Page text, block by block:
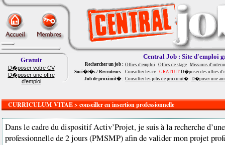
Gratuit
D�poser votre CV
D�poser une offre
d'emploi
Central Job : Site d'emploi
Rechercher un job : Offres d'emploi Offres de stage Missions
Soci�t�s / Recruteurs : Consulter les cv GRATUIT D�poser des offres
Job de proximit� : Consulter les jobs de proximit� D�poser une
CURRICULUM VITAE > conseiller en insertion professionnelle
Dans le cadre du dispositif Activ’Projet, je suis à la recherche
professionnelle de 2 jours (PMSMP) afin de valider mon projet